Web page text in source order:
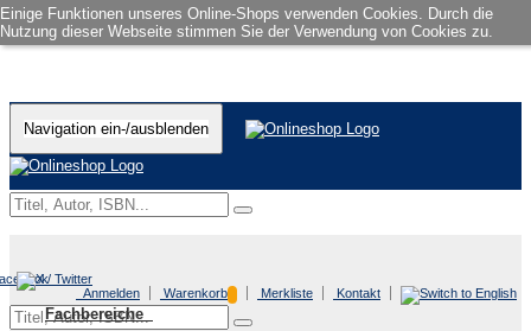
Einige Funktionen unseres Online-Shops verwenden Cookies. Durch die
Nutzung dieser Webseite stimmen Sie der Verwendung von Cookies zu.
Navigation ein-/ausblenden
Anmelden Warenkorb Merkliste Kontakt
Fachbereiche